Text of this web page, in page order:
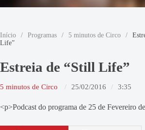
Início / Programas / 5 minutos de Circo /
Life”
Estreia de “Still Life”
5 minutos de Circo 25/02/2016 3:35
<p>Podcast do programa de 25 de Fevereiro